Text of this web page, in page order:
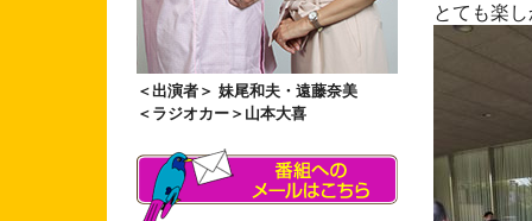
＜出演者＞ 妹尾和夫・遠藤奈美
＜ラジオカー＞山本大喜
とても楽